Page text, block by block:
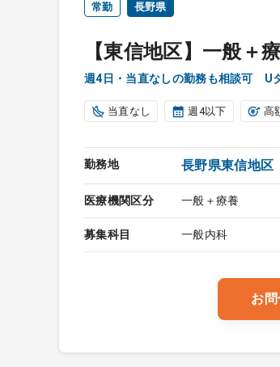
常勤 長野県
【東信地区】一般＋
週4日・当直なしの勤務も相談可 U
当直なし 週4以下 高
勤務地 長野県東信地区
医療機関区分 一般＋療養
募集科目 一般内科
お